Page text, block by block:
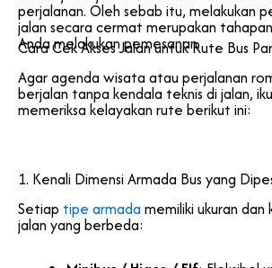
perjalanan. Oleh sebab itu, melakukan
jalan secara cermat merupakan
Anda melakukan pemesanan.
Cara Cek Akses Jalan untuk Rute Bus
Agar agenda wisata atau perjalanan
berjalan tanpa kendala teknis di jalan,
memeriksa kelayakan rute berikut ini:
1. Kenali Dimensi Armada Bus yang
Setiap tipe armada memiliki ukuran
jalan yang berbeda: